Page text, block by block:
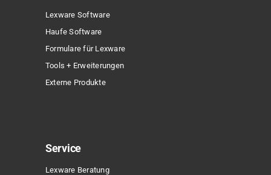
Lexware Software
Haufe Software
Formulare für Lexware
Tools + Erweiterungen
Externe Produkte
Service
Lexware Beratung